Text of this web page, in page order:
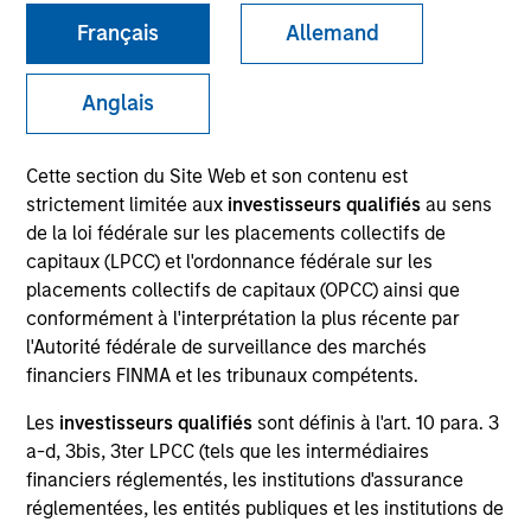
Français Allemand
Anglais
Cette section du Site Web et son contenu est
strictement limitée aux investisseurs qualifiésau sens
de la loi fédérale sur les placements collectifs de
capitaux (LPCC) et l'ordonnance fédérale sur les
placements collectifs de capitaux (OPCC) ainsi que
conformément à l'interprétation la plus récente par
l'Autorité fédérale de surveillance des marchés
financiers FINMA et les tribunaux compétents.
Les investisseurs qualifiés sont définis à l'art. 10 para. 3
a-d, 3bis, 3ter LPCC (tels que les intermédiaires
financiers réglementés, les institutions d'assurance
réglementées, les entités publiques et les institutions de
SECTOR
Utilities (Water & Waste)
COUNTRY
Spain
Invested on
Feb 2023